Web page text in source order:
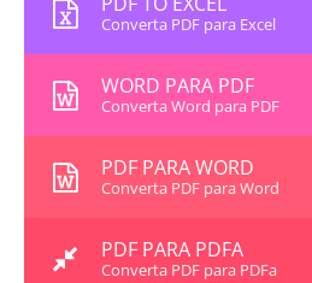
Converta PDF para Excel
WORD PARA PDF
Converta Word para PDF
PDF PARA WORD
Converta PDF para Word
PDF PARA PDFA
Converta PDF para PDFa